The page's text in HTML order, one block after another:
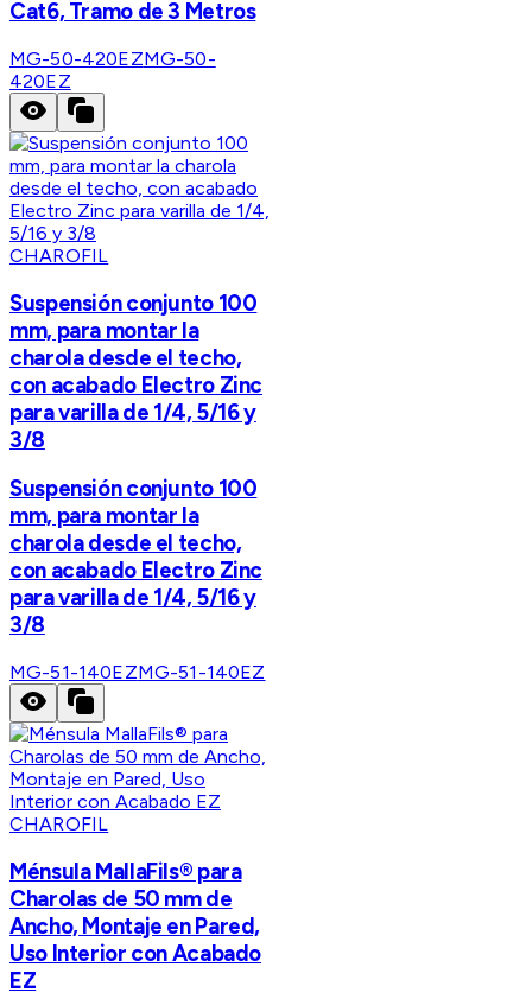
Cat6, Tramo de 3 Metros
MG-50-420EZMG-50-
420EZ
CHAROFIL
Suspensión conjunto 100
mm, para montar la
charola desde el techo,
con acabado Electro Zinc
para varilla de 1/4, 5/16 y
3/8
Suspensión conjunto 100
mm, para montar la
charola desde el techo,
con acabado Electro Zinc
para varilla de 1/4, 5/16 y
3/8
MG-51-140EZMG-51-140EZ
CHAROFIL
Ménsula MallaFils® para
Charolas de 50 mm de
Ancho, Montaje en Pared,
Uso Interior con Acabado
EZ